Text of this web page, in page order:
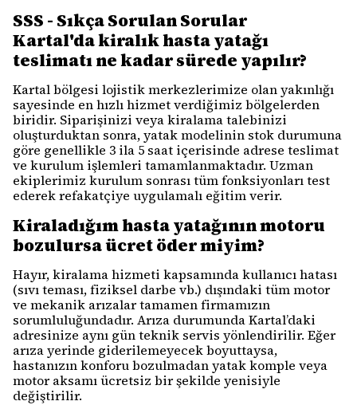
SSS - Sıkça Sorulan Sorular
Kartal'da kiralık hasta yatağı
teslimatı ne kadar sürede yapılır?
Kartal bölgesi lojistik merkezlerimize olan yakınlığı
sayesinde en hızlı hizmet verdiğimiz bölgelerden
biridir. Siparişinizi veya kiralama talebinizi
oluşturduktan sonra, yatak modelinin stok durumuna
göre genellikle 3 ila 5 saat içerisinde adrese teslimat
ve kurulum işlemleri tamamlanmaktadır. Uzman
ekiplerimiz kurulum sonrası tüm fonksiyonları test
ederek refakatçiye uygulamalı eğitim verir.
Kiraladığım hasta yatağının motoru
bozulursa ücret öder miyim?
Hayır, kiralama hizmeti kapsamında kullanıcı hatası
(sıvı teması, fiziksel darbe vb.) dışındaki tüm motor
ve mekanik arızalar tamamen firmamızın
sorumluluğundadır. Arıza durumunda Kartal’daki
adresinize aynı gün teknik servis yönlendirilir. Eğer
arıza yerinde giderilemeyecek boyuttaysa,
hastanızın konforu bozulmadan yatak komple veya
motor aksamı ücretsiz bir şekilde yenisiyle
değiştirilir.